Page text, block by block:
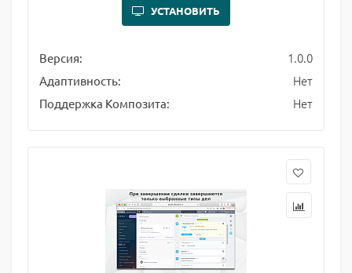
УСТАНОВИТЬ
Версия: 1.0.0
Адаптивность: Нет
Поддержка Композита: Нет